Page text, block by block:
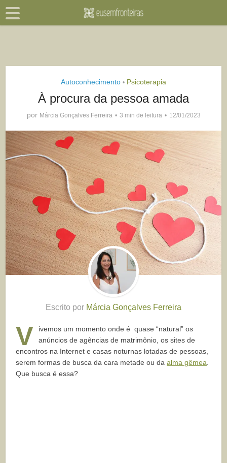
Autoconhecimento • Psicoterapia
À procura da pessoa amada
por Márcia Gonçalves Ferreira 3 min de leitura 12/01/2023
Escrito por Márcia Gonçalves Ferreira
V
ivemos um momento onde é quase “natural” os
anúncios de agências de matrimônio, os sites de
encontros na Internet e casas noturnas lotadas de pessoas,
serem formas de busca da cara metade ou daalma gêmea
Que busca é essa?